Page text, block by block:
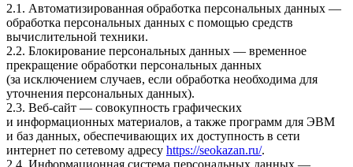
2.1. Автоматизированная обработка персональных данных —
обработка персональных данных с помощью средств
вычислительной техники.
2.2. Блокирование персональных данных — временное
прекращение обработки персональных данных
(за исключением случаев, если обработка необходима для
уточнения персональных данных).
2.3. Веб-сайт — совокупность графических
и информационных материалов, а также программ для ЭВМ
и баз данных, обеспечивающих их доступность в сети
интернет по сетевому адресу https://seokazan.ru/.
2.4. Информационная система персональных данных —